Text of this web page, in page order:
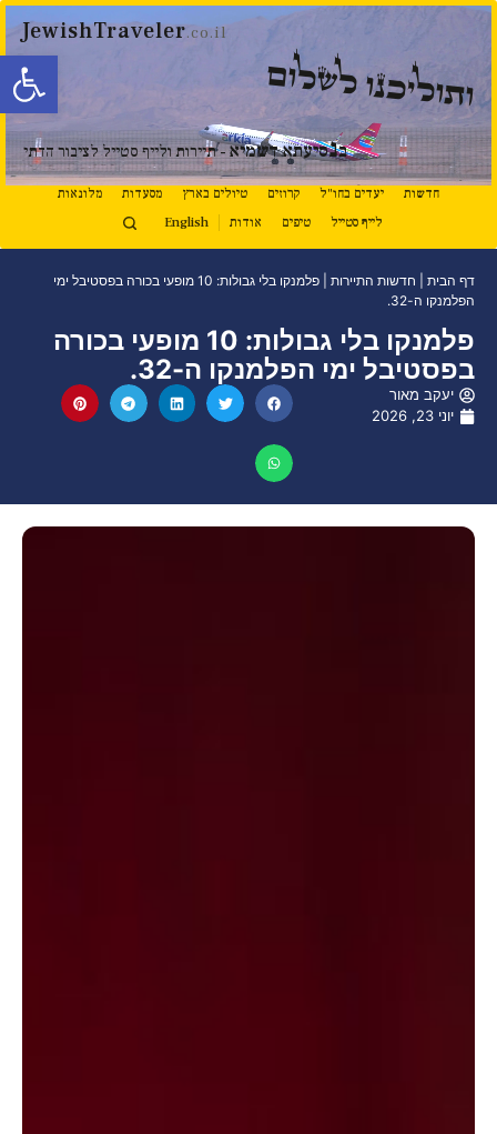
פתח
JewishTraveler.co.il
ותוליכנו לשלום
בנסיעתא דשמיא - תיירות ולייף סטייל לציבור הדתי
חדשות יעדים בחו"ל קרוזים טיולים בארץ מסעדות
מלונאות
לייף סטייל
טיפים אודות English
דף הבית חדשות התיירות
פלמנקו בלי גבולות: 10 מופעי בכורה בפסטיבל ימי
הפלמנקו ה-32.
פלמנקו בלי גבולות: 10 מופעי בכורה
בפסטיבל ימי הפלמנקו ה-32.
יעקב מאור
יוני 23, 2026